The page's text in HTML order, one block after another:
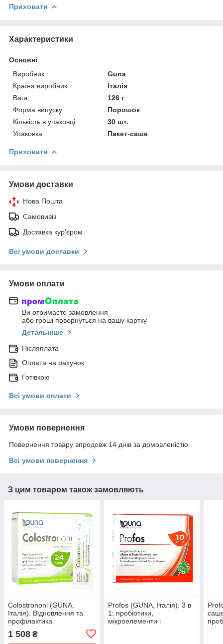
Приховати
Характеристики
Основні
Виробник
Guna
Країна виробник
Італія
Вага
126 г
Форма випуску
Порошок
Кількість в упаковці
30 шт.
Упаковка
Пакет-саше
Приховати
Умови доставки
Нова Пошта
Самовивіз
Доставка кур'єром
Всі умови доставки
Умови оплати
Ви отримаєте замовлення
або гроші повернуться на вашу картку
Детальніше
Післяплата
Оплата на рахунок
Готівкою
Всі умови оплати
Умови повернення
Повернення товару впродовж 14 днів за домовленістю
Всі умови повернення
З цим товаром також замовляють
Colostrononi (GUNA,
Італія). Відновлення та
профілактика
тракту. 24 саші, 43 р.
1 508 ₴
Profos (GUNA, Італія). 3 в
1: пробіотики,
мікроелементи і